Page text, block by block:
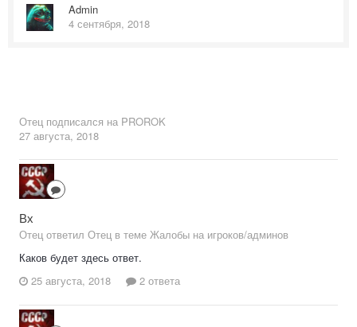
Admin
4 сентября, 2018
Отец подписался на PROROK
27 августа, 2018
Вх
Отец ответил Отец в теме Жалобы на игроков/админов
Каков будет здесь ответ.
25 августа, 2018
2 ответа